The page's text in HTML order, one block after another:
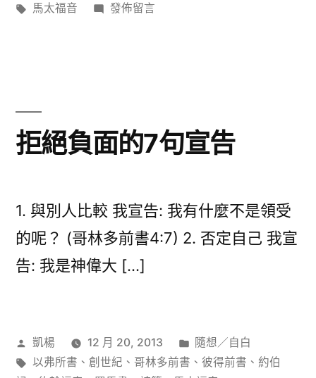
者:
標
馬太福音
在
的
命〉
發佈留言
拒絕負面的7句宣告
1. 與別人比較 我宣告: 我有什麼不是領受
的呢？ (哥林多前書4:7) 2. 否定自己 我宣
告: 我是神偉大 […]
作
者:
凱楊 12 月 20, 2013
分
類:
隨想／自白
標
以弗所書 、 創世紀 、 哥林多前書 、 彼得前書 、 約伯